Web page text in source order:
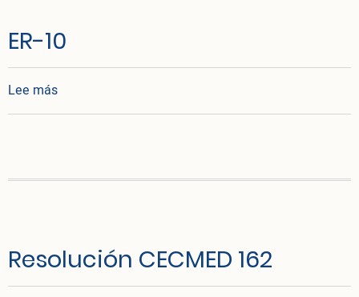
ER-10
Lee mássobre ER-10
Resolución CECMED 162